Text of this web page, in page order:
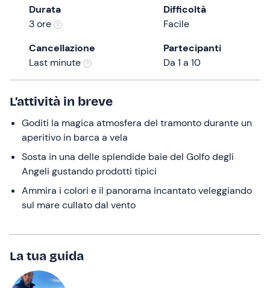
mark
keyboard
shortcuts
for
changing
dates.
Durata
3 ore
Difficoltà
Facile
Cancellazione
Last minute
Partecipanti
Da 1 a 10
L’attività in breve
Goditi la magica atmosfera del tramonto durante un
aperitivo in barca a vela
Sosta in una delle splendide baie del Golfo degli
Angeli gustando prodotti tipici
Ammira i colori e il panorama incantato veleggiando
sul mare cullato dal vento
La tua guida